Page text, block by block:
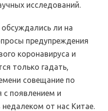
исследований.
ли на
предупреждения
коронавируса и
только гадать,
совещание по
с появлением и
недалеком от нас Китае.